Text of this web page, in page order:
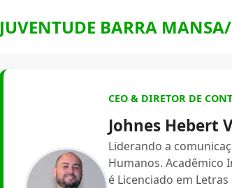
JUVENTUDE BARRA MANSA/
CEO & DIRETOR DE
Johnes Hebert
Liderando a
Humanos. Acadêmico
é Licenciado em